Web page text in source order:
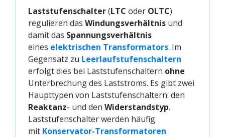
Laststufenschalter(LTC oder OLTC)
regulieren das Windungsverhältnis und
damit das Spannungsverhältnis
eines elektrischen Transformators. Im
Gegensatz zu Leerlaufstufenschaltern
erfolgt dies bei Laststufenschaltern ohne
Unterbrechung des Laststroms. Es gibt zwei
Haupttypen von Laststufenschaltern: den
Reaktanz- und den Widerstandstyp.
Laststufenschalter werden häufig
mit Konservator-Transformatoren